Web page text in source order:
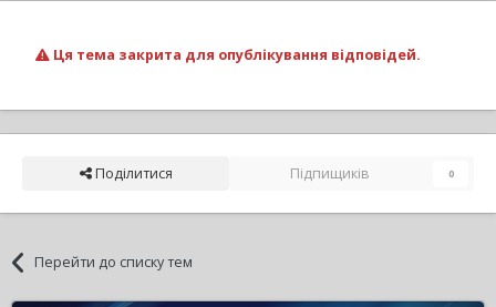
Ця тема закрита для опублікування відповідей.
Поділитися Підпищиків 0
Перейти до списку тем